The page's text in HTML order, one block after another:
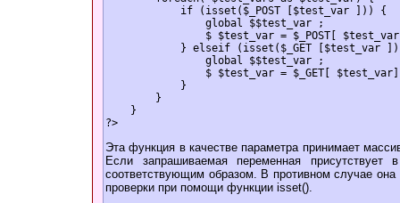
if (isset($_POST [$test_var ])) {
global $$test_var ;
$ $test_var = $_POST[
} elseif (isset($_GET [$test_var
global $$test_var ;
$ $test_var = $_GET[
}
}
}
?>
Эта функция в качестве параметра принимает
Если запрашиваемая переменная
соответствующим образом. В противном случае
проверки при помощи функции isset().